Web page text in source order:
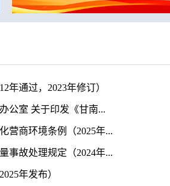
年通过，2023年修订）
公室 关于印发《甘南...
营商环境条例（2025年...
事故处理规定（2024年...
年发布）